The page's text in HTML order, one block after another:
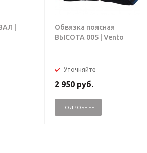
|
Обвязка поясная
ВЫСОТА 005 | Vento
Уточняйте
2 950 руб.
ПОДРОБНЕЕ